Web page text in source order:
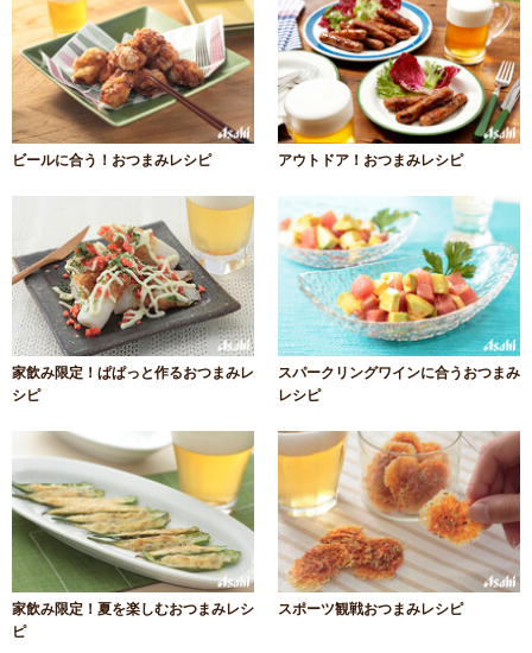
ビールに合う！おつまみレシピ アウトドア！おつまみレシピ
家飲み限定！ぱぱっと作るおつまみレ
シピ
スパークリングワインに合うおつまみ
レシピ
家飲み限定！夏を楽しむおつまみレシ
ピ
スポーツ観戦おつまみレシピ